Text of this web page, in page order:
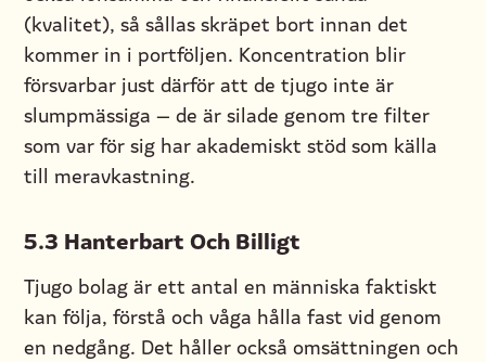
(kvalitet), så sållas skräpet bort innan det
kommer in i portföljen. Koncentration blir
försvarbar just därför att de tjugo inte är
slumpmässiga — de är silade genom tre filter
som var för sig har akademiskt stöd som källa
till meravkastning.
5.3 Hanterbart Och Billigt
Tjugo bolag är ett antal en människa faktiskt
kan följa, förstå och våga hålla fast vid genom
en nedgång. Det håller också omsättningen och